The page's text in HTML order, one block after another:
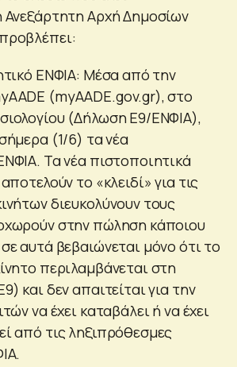
Ανεξάρτητη Αρχή Δημοσίων
ΕΝΦΙΑ: Μέσα από την
(myAADE.gov.gr), στο
(Δήλωση Ε9/ΕΝΦΙΑ),
(1/6) τα νέα
Τα νέα πιστοποιητικά
το «κλειδί» για τις
διευκολύνουν τους
στην πώληση κάποιου
αυτά βεβαιώνεται μόνο ότι το
περιλαμβάνεται στη
και δεν απαιτείται για την
να έχει καταβάλει ή να έχει
από τις ληξιπρόθεσμες